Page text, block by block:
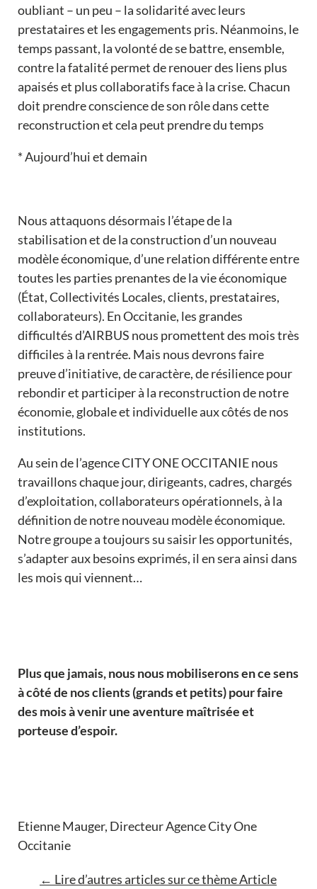
oubliant – un peu – la solidarité avec leurs
prestataires et les engagements pris. Néanmoins, le
temps passant, la volonté de se battre, ensemble,
contre la fatalité permet de renouer des liens plus
apaisés et plus collaboratifs face à la crise. Chacun
doit prendre conscience de son rôle dans cette
reconstruction et cela peut prendre du temps
* Aujourd’hui et demain
Nous attaquons désormais l’étape de la
stabilisation et de la construction d’un nouveau
modèle économique, d’une relation différente entre
toutes les parties prenantes de la vie économique
(État, Collectivités Locales, clients, prestataires,
collaborateurs). En Occitanie, les grandes
difficultés d’AIRBUS nous promettent des mois très
difficiles à la rentrée. Mais nous devrons faire
preuve d’initiative, de caractère, de résilience pour
rebondir et participer à la reconstruction de notre
économie, globale et individuelle aux côtés de nos
institutions.
Au sein de l’agence CITY ONE OCCITANIE nous
travaillons chaque jour, dirigeants, cadres, chargés
d’exploitation, collaborateurs opérationnels, à la
définition de notre nouveau modèle économique.
Notre groupe a toujours su saisir les opportunités,
s’adapter aux besoins exprimés, il en sera ainsi dans
les mois qui viennent…
Plus que jamais, nous nous mobiliserons en ce sens
à côté de nos clients (grands et petits) pour faire
des mois à venir une aventure maîtrisée et
porteuse d’espoir.
Etienne Mauger, Directeur Agence City One
Occitanie
← Lire d’autres articles sur ce thèmeArticle